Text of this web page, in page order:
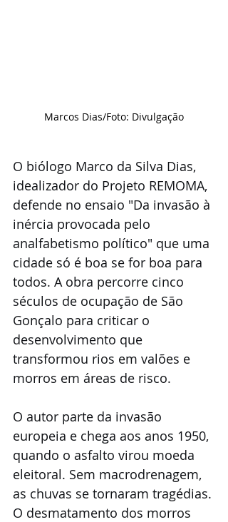
Marcos Dias/Foto: Divulgação
O biólogo Marco da Silva Dias,
idealizador do Projeto REMOMA,
defende no ensaio "Da invasão à
inércia provocada pelo
analfabetismo político" que uma
cidade só é boa se for boa para
todos. A obra percorre cinco
séculos de ocupação de São
Gonçalo para criticar o
desenvolvimento que
transformou rios em valões e
morros em áreas de risco.
O autor parte da invasão
europeia e chega aos anos 1950,
quando o asfalto virou moeda
eleitoral. Sem macrodrenagem,
as chuvas se tornaram tragédias.
O desmatamento dos morros